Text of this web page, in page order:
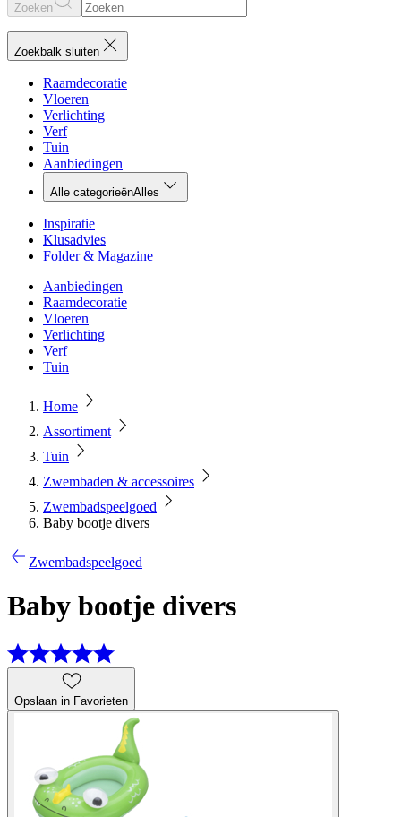
Zoeken
Zoekbalk sluiten
Raamdecoratie
Vloeren
Verlichting
Verf
Tuin
Aanbiedingen
Alle categorieënAlles
Inspiratie
Klusadvies
Folder & Magazine
Aanbiedingen
Raamdecoratie
Vloeren
Verlichting
Verf
Tuin
Home
Assortiment
Tuin
Zwembaden & accessoires
Zwembadspeelgoed
Baby bootje divers
Zwembadspeelgoed
Baby bootje divers
Opslaan in Favorieten